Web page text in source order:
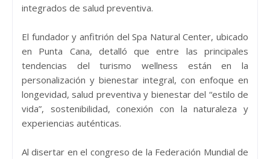
integrados de salud preventiva.
El fundador y anfitrión del Spa Natural Center, ubicado
en Punta Cana, detalló que entre las principales
tendencias del turismo wellness están en la
personalización y bienestar integral, con enfoque en
longevidad, salud preventiva y bienestar del “estilo de
vida”, sostenibilidad, conexión con la naturaleza y
experiencias auténticas.
Al disertar en el congreso de la Federación Mundial de